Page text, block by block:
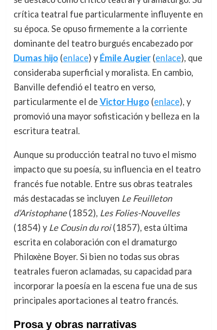
crítica teatral fue particularmente influyente en
su época. Se opuso firmemente a la corriente
dominante del teatro burgués encabezado por
Dumas hijo(enlace) y Émile Augier(enlace), que
consideraba superficial y moralista. En cambio,
Banville defendió el teatro en verso,
particularmente el de Victor Hugo(enlace), y
promovió una mayor sofisticación y belleza en la
escritura teatral.
Aunque su producción teatral no tuvo el mismo
impacto que su poesía, su influencia en el teatro
francés fue notable. Entre sus obras teatrales
más destacadas se incluyen Le Feuilleton
d’Aristophane(1852), Les Folies-Nouvelles
(1854) y Le Cousin du roi(1857), esta última
escrita en colaboración con el dramaturgo
Philoxène Boyer. Si bien no todas sus obras
teatrales fueron aclamadas, su capacidad para
incorporar la poesía en la escena fue una de sus
principales aportaciones al teatro francés.
Prosa y obras narrativas